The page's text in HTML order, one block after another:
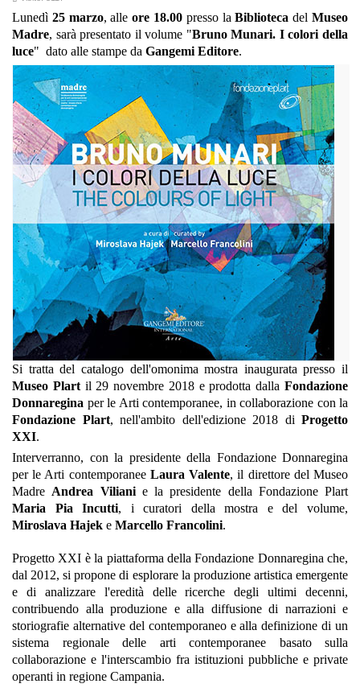
Lunedì 25 marzo, alleore 18.00 presso laBiblioteca delMuseo
Madre, sarà presentato il volume "Bruno Munari. I colori della
luce" dato alle stampe da Gangemi Editore.
Si tratta del catalogo dell'omonima mostra inaugurata presso il
Museo Plartil 29 novembre 2018 e prodotta dallaFondazione
Donnaregina per le Arti contemporanee, in collaborazione con la
Fondazione Plart, nell'ambito dell'edizione 2018 di Progetto
XXI.
Interverranno, con la presidente della Fondazione Donnaregina
per le Arti contemporanee Laura Valente, il direttore del Museo
Madre Andrea Vilianie la presidente della Fondazione Plart
Maria Pia Incutti, i curatori della mostra e del volume,
Miroslava Hajek e Marcello Francolini.
Progetto XXI è la piattaforma della Fondazione Donnaregina che,
dal 2012, si propone di esplorare la produzione artistica emergente
e di analizzare l'eredità delle ricerche degli ultimi decenni,
contribuendo alla produzione e alla diffusione di narrazioni e
storiografie alternative del contemporaneo e alla definizione di un
sistema regionale delle arti contemporanee basato sulla
collaborazione e l'interscambio fra istituzioni pubbliche e private
operanti in regione Campania.